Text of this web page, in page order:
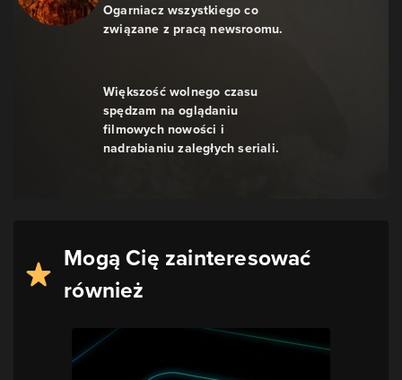
Ogarniacz wszystkiego co
związane z pracą newsroomu.
Większość wolnego czasu
spędzam na oglądaniu
filmowych nowości i
nadrabianiu zaległych seriali.
Mogą Cię zainteresować
również